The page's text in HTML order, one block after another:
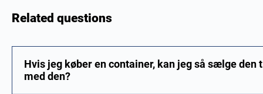
Related questions
Hvis jeg køber en container, kan jeg så sælge
med den?